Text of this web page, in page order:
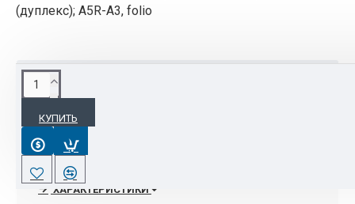
(дуплекс); A5R-A3, folio
КУПИТЬ
ОПИСАНИЕ
DP-771 Автоподатчик (однопроходное
сканирование в дуплексе) для TASKalfa.
175 листов, 35-220 г/м2 (односторонний), 50-220
г/м2 (дуплекс); A5R-A3, folio
ХАРАКТЕРИСТИКИ